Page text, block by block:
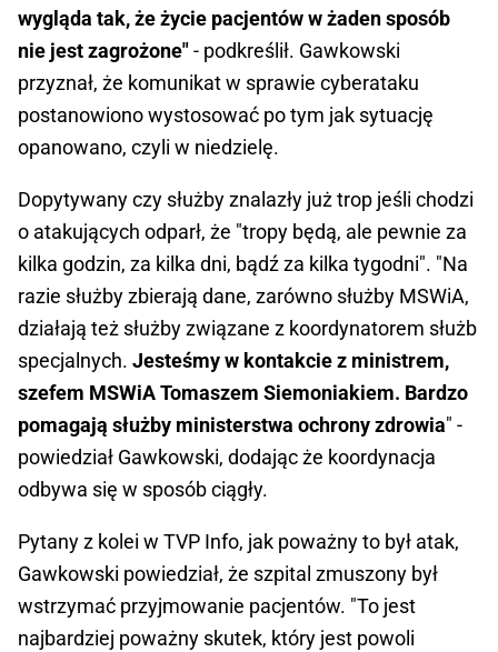
wygląda tak, że życie pacjentów w żaden sposób
nie jest zagrożone"- podkreślił. Gawkowski
przyznał, że komunikat w sprawie cyberataku
postanowiono wystosować po tym jak sytuację
opanowano, czyli w niedzielę.
Dopytywany czy służby znalazły już trop jeśli chodzi
o atakujących odparł, że "tropy będą, ale pewnie za
kilka godzin, za kilka dni, bądź za kilka tygodni". "Na
razie służby zbierają dane, zarówno służby MSWiA,
działają też służby związane z koordynatorem służb
specjalnych. Jesteśmy w kontakcie z ministrem,
szefem MSWiA Tomaszem Siemoniakiem. Bardzo
pomagają służby ministerstwa ochrony zdrowia" -
powiedział Gawkowski, dodając że koordynacja
odbywa się w sposób ciągły.
Pytany z kolei w TVP Info, jak poważny to był atak,
Gawkowski powiedział, że szpital zmuszony był
wstrzymać przyjmowanie pacjentów. "To jest
najbardziej poważny skutek, który jest powoli